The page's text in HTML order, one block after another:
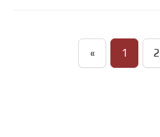
« 1 2